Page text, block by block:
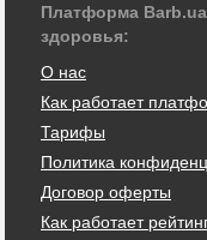
Платформа
здоровья:
О нас
Как работает
Тарифы
Политика
Договор оферты
Как работает